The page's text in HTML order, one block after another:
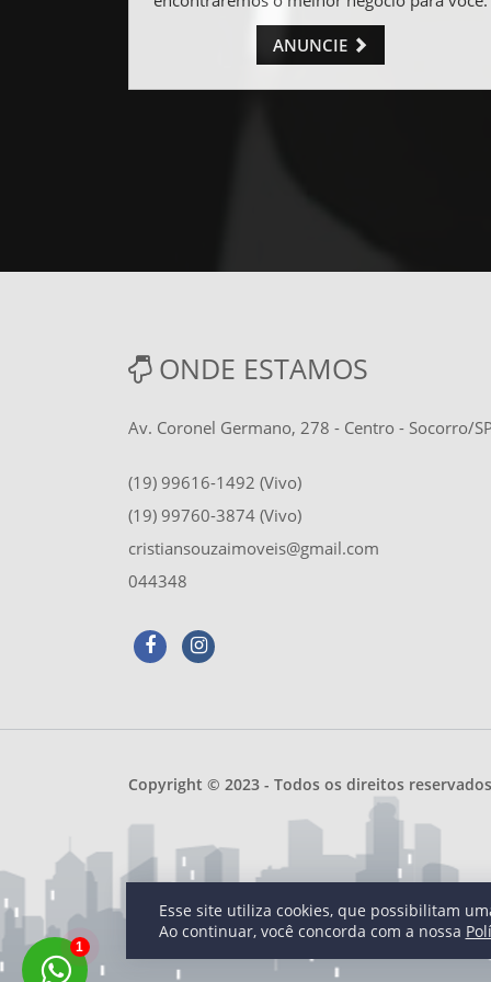
Esse site utiliza cookies, que possibilitam
Ao continuar, você concorda com a nossa
ANUNCIE
ONDE ESTAMOS
Av. Coronel Germano, 278 - Centro - Socorro/
(19) 99616-1492 (Vivo)
(19) 99760-3874 (Vivo)
cristiansouzaimoveis@gmail.com
044348
Copyright © 2023 - Todos os direitos reservados
1